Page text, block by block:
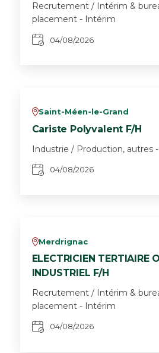
Recrutement / Intérim &
placement - Intérim
04/08/2026
vSaint-Méen-le-Grand
Cariste Polyvalent F/H
Industrie / Production, autres
04/08/2026
vMerdrignac
ELECTRICIEN TERTIAIRE
INDUSTRIEL F/H
Recrutement / Intérim &
placement - Intérim
04/08/2026